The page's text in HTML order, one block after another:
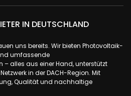
IN DEUTSCHLAND
uns bereits. Wir bieten Photovoltaik-
umfassende
alles aus einer Hand, unterstützt
in der DACH-Region. Mit
Qualität und nachhaltige